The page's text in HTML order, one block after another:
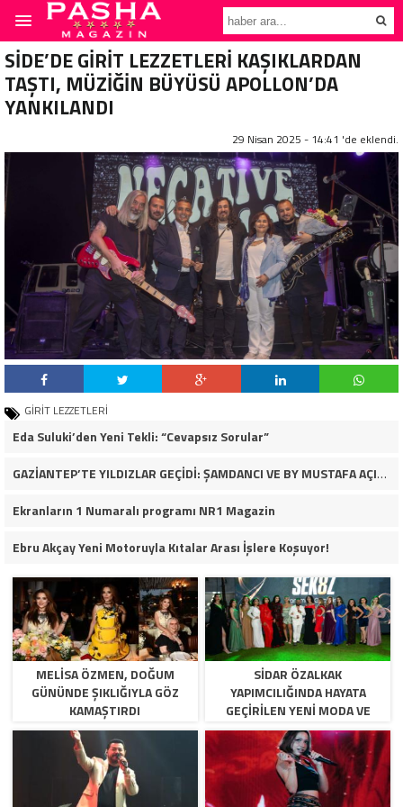
SİDE’DE GİRİT LEZZETLERİ KAŞIKLARDAN
TAŞTI, MÜZİĞİN BÜYÜSÜ APOLLON’DA
YANKILANDI
29 Nisan 2025 - 14:41 'de eklendi.
GİRİT LEZZETLERİ
Eda Suluki’den Yeni Tekli: “Cevapsız Sorular”
GAZİANTEP’TE YILDIZLAR GEÇİDİ: ŞAMDANCI VE BY MUSTAFA AÇILIŞI İLE GREEN PARK’TA GÖRKEMLİ GALA
Ekranların 1 Numaralı programı NR1 Magazin
Ebru Akçay Yeni Motoruyla Kıtalar Arası İşlere Koşuyor!
MELISA ÖZMEN, DOĞUM
GÜNÜNDE ŞIKLIĞIYLA GÖZ
KAMAŞTIRDI
SIDAR ÖZALKAK
YAPIMCILIĞINDA HAYATA
GEÇIRILEN YENI MODA VE
YETENEK PROGRAMI
SEK8Z,YAKINDA IZLIYICI ILE
BULUŞUYOR.